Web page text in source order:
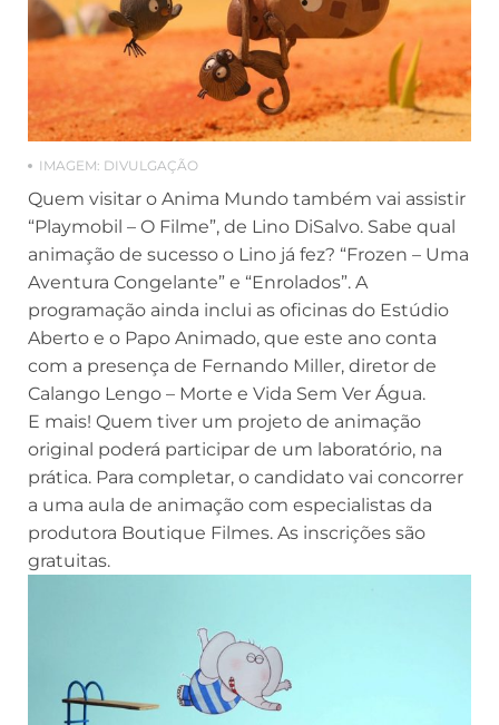
IMAGEM: DIVULGAÇÃO
Quem visitar o Anima Mundo também vai assistir
“Playmobil – O Filme”, de Lino DiSalvo. Sabe qual
animação de sucesso o Lino já fez? “Frozen – Uma
Aventura Congelante” e “Enrolados”. A
programação ainda inclui as oficinas do Estúdio
Aberto e o Papo Animado, que este ano conta
com a presença de Fernando Miller, diretor de
Calango Lengo – Morte e Vida Sem Ver Água.
E mais! Quem tiver um projeto de animação
original poderá participar de um laboratório, na
prática. Para completar, o candidato vai concorrer
a uma aula de animação com especialistas da
produtora Boutique Filmes. As inscrições são
gratuitas.